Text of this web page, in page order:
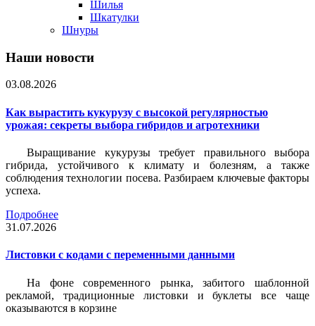
Шилья
Шкатулки
Шнуры
Наши новости
03.08.2026
Как вырастить кукурузу с высокой регулярностью
урожая: секреты выбора гибридов и агротехники
Выращивание кукурузы требует правильного выбора
гибрида, устойчивого к климату и болезням, а также
соблюдения технологии посева. Разбираем ключевые факторы
успеха.
Подробнее
31.07.2026
Листовки c кодами с переменными данными
На фоне современного рынка, забитого шаблонной
рекламой, традиционные листовки и буклеты все чаще
оказываются в корзине